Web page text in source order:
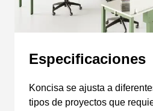
Especificaciones
Koncisa se ajusta a
tipos de proyectos que